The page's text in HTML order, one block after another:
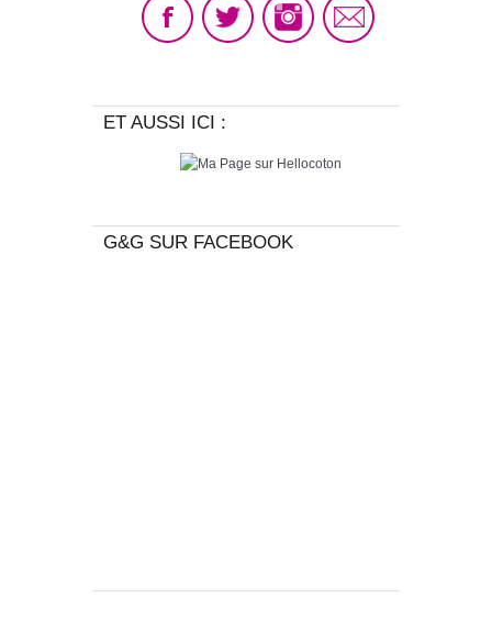
ET AUSSI ICI :
G&G SUR FACEBOOK